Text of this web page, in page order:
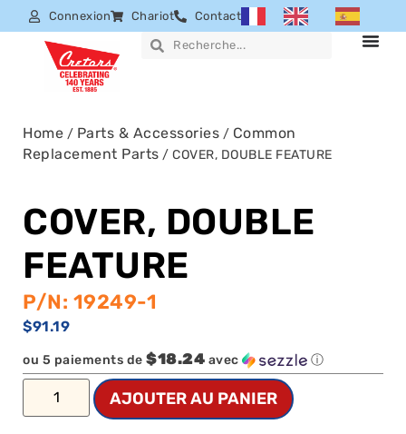
Connexion Chariot Contact
Home / Parts & Accessories / Common
Replacement Parts / COVER, DOUBLE FEATURE
COVER, DOUBLE
FEATURE
P/N: 19249-1
$91.19
ou 5 paiements de $18.24 avec ⓘ
AJOUTER AU PANIER